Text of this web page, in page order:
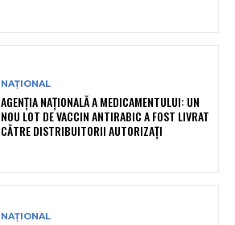
NAȚIONAL
AGENȚIA NAȚIONALĂ A MEDICAMENTULUI: UN
NOU LOT DE VACCIN ANTIRABIC A FOST LIVRAT
CĂTRE DISTRIBUITORII AUTORIZAȚI
NAȚIONAL